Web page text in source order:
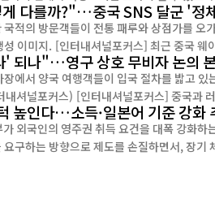
게 다를까?"…중국 SNS 달군 '정
적의 방문객들이 전통 패루와 상점가를 오
체성을 상징적으로 표현한 AI 생성 이미지. [인
되나"…영구 상호 무비자 논의
에서 양국 여행객들이 입국 절차를 밟고
놓고 협의를 이어가고 있다(인터내셔널포커
높인다…소득·일본어 기준 강화
외국인의 영주권 취득 요건을 대폭 강화
구하는 방향으로 제도를 손질하면서, 장